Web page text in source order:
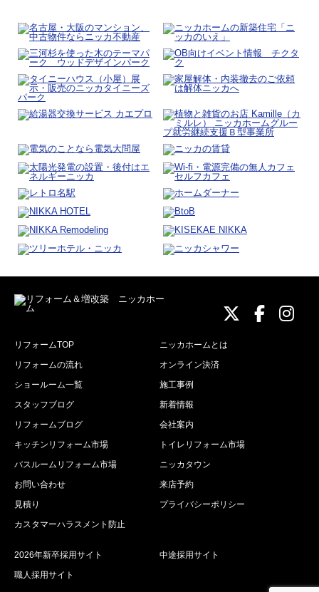
ニッカ
ニッニ
リフォームTOP
ニッカホームとは
リフォームの流れ
オンライン決済
ショールーム一覧
施工事例
スタッフブログ
新着情報
リフォームブログ
会社案内
キッチンリフォーム市場
トイレリフォーム市場
バスルームリフォーム市場
ニッカタウン
お問い合わせ
来店予約
見積り
プライバシーポリシー
カスタマーハラスメント防止
2026年新卒採用サイト
中途採用サイト
職人採用サイト